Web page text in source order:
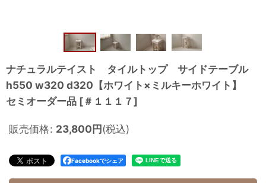
ナチュラルテイスト タイルトップ サイドテーブル
h550 w320 d320【ホワイト×ミルキーホワイト】
セミオーダー品 [＃１１１７]
販売価格: 23,800円(税込)
Facebookでシェア